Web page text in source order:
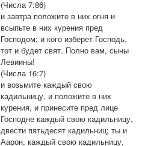
(Числа 7:86)
и завтра положите в них огня и
всыпьте в них курения пред
Господом; и кого изберет Господь,
тот и будет свят. Полно вам, сыны
Левиины!
(Числа 16:7)
и возьмите каждый свою
кадильницу, и положите в них
курения, и принесите пред лице
Господне каждый свою кадильницу,
двести пятьдесят кадильниц; ты и
Аарон, каждый свою кадильницу.